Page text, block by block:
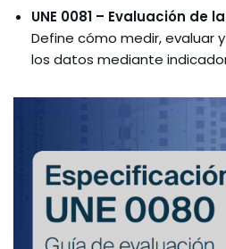
UNE 0081 – Evaluación de
Define cómo medir, evaluar
los datos mediante